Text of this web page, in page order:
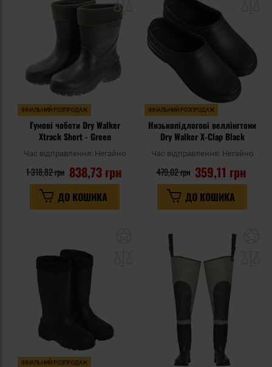
списку
уподобань
ФІНАЛЬНИЙ РОЗПРОДАЖ
Гумові чоботи Dry Walker
Xtrack Short - Green
Час відправлення: Негайно
838,73 грн
1 318,82 грн
ДО КОШИКА
ФІНАЛЬНИЙ РОЗПРОДАЖ
Низькопідлогові веллінгтони
Dry Walker X-Clap Black
Час відправлення: Негайно
359,11 грн
479,02 грн
ДО КОШИКА
Додати
уподобань
ФІНАЛЬНИЙ РОЗПРОДАЖ